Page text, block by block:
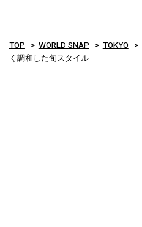
TOP WORLD SNAP TOKYO
く調和した旬スタイル